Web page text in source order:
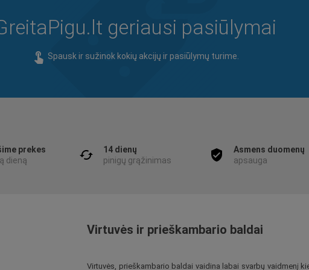
geriausi pasiūlymai
touch_app Spausk ir sužinok kokių akcijų ir pasiūlymų turime.
prekes
dieną
cached
14 dienų
pinigų grąžinimas
verified_user
Asmens duomenų
apsauga
Virtuvės ir prieškambario baldai
Virtuvės, prieškambario baldai vaidina labai svarbų vaidmenį